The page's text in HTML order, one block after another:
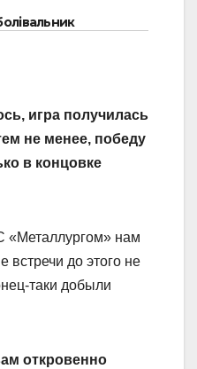
игра получилась
не менее, победу
в концовке
«Металлургом» нам
встречи до этого не
таки добыли
откровенно